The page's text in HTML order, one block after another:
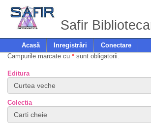
Safir
Acasă Inregistrări
Conectare
Campurile marcate cu * sunt obligatorii.
Editura
Colectia